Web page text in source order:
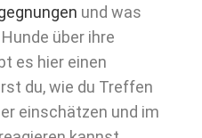
und was
über ihre
es hier einen
du, wie du Treffen
einschätzen und im